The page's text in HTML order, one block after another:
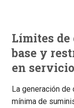
Límites de
base y
en
La generación de
mínima de